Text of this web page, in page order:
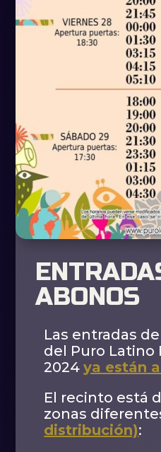
ABONOS
Las entradas
del Puro Latino
2024ya están
El recinto está
zonas
distribución):